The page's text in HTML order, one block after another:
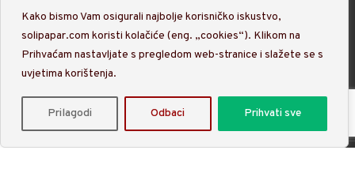
Kako bismo Vam osigurali najbolje korisničko iskustvo,
solipapar.com koristi kolačiće (eng. „cookies“). Klikom na
Prihvaćam nastavljate s pregledom web-stranice i slažete se s
uvjetima korištenja.
Prilagodi Odbaci Prihvati sve
UVJETI KORIŠTENJA
Uvjeti poslovanja
Plaćanje i dostava
Jednostrani raskid
Politika privatnosti
Sol i Papar d.o.o. 2025 © Sva prava pridržana. S ljubavlju